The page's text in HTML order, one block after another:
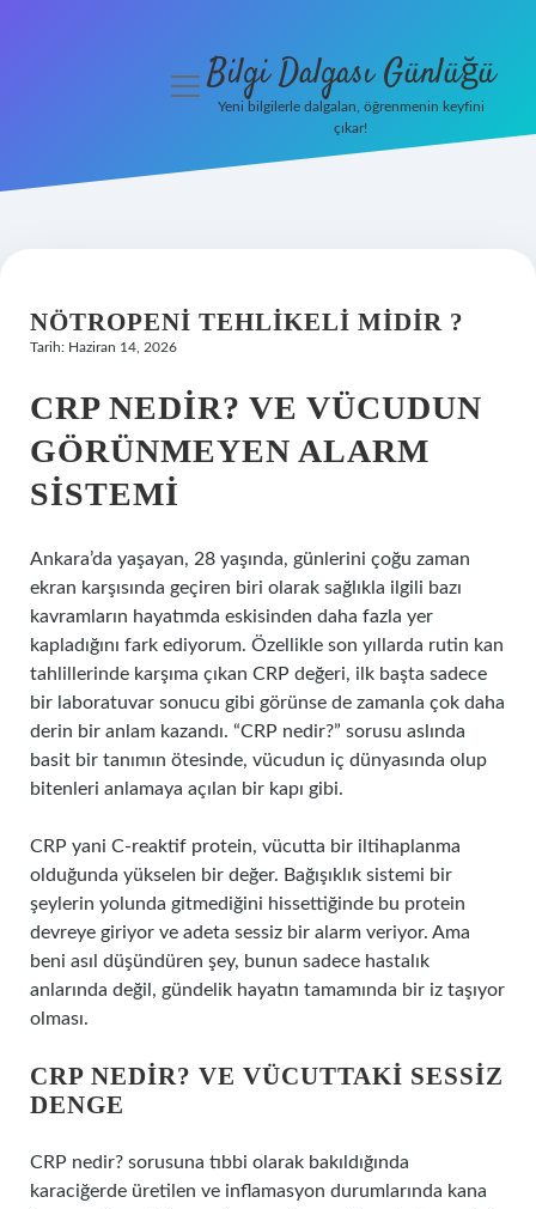
Hakkımızda
menüyüBilgi Dalgası Günlüğü
Yeni bilgilerle dalgalan, öğrenmenin keyfini
çıkar!
NÖTROPENI TEHLIKELI MIDIR ?
Tarih: Haziran 14, 2026
CRP NEDIR? VE VÜCUDUN
GÖRÜNMEYEN ALARM
SISTEMI
Ankara’da yaşayan, 28 yaşında, günlerini çoğu zaman
ekran karşısında geçiren biri olarak sağlıkla ilgili bazı
kavramların hayatımda eskisinden daha fazla yer
kapladığını fark ediyorum. Özellikle son yıllarda rutin kan
tahlillerinde karşıma çıkan CRP değeri, ilk başta sadece
bir laboratuvar sonucu gibi görünse de zamanla çok daha
derin bir anlam kazandı. “CRP nedir?” sorusu aslında
basit bir tanımın ötesinde, vücudun iç dünyasında olup
bitenleri anlamaya açılan bir kapı gibi.
CRP yani C-reaktif protein, vücutta bir iltihaplanma
olduğunda yükselen bir değer. Bağışıklık sistemi bir
şeylerin yolunda gitmediğini hissettiğinde bu protein
devreye giriyor ve adeta sessiz bir alarm veriyor. Ama
beni asıl düşündüren şey, bunun sadece hastalık
anlarında değil, gündelik hayatın tamamında bir iz taşıyor
olması.
CRP NEDIR? VE VÜCUTTAKI SESSIZ
DENGE
CRP nedir? sorusuna tıbbi olarak bakıldığında
karaciğerde üretilen ve inflamasyon durumlarında kana